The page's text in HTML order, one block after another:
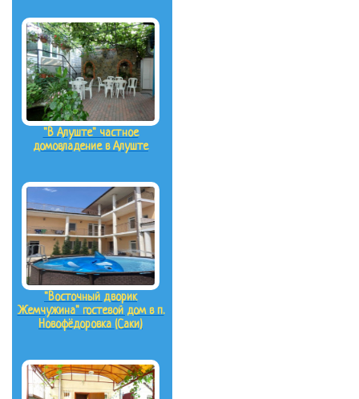
"В Алуште" частное
домовладение в Алуште
"Восточный дворик
Жемчужина" гостевой дом в п.
Новофёдоровка (Саки)